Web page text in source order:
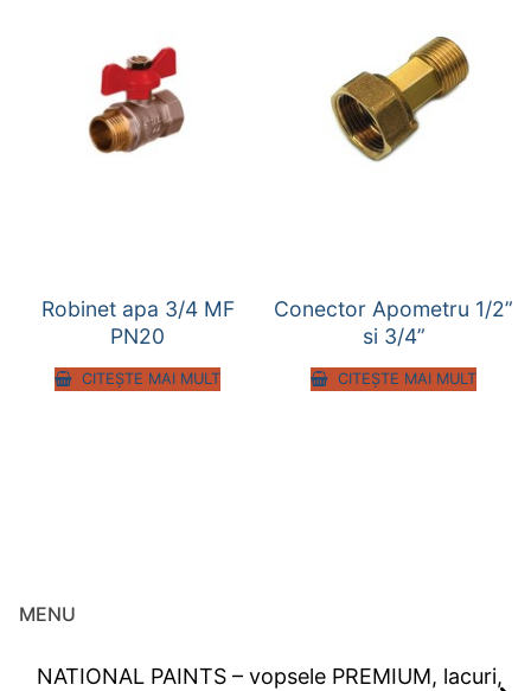
Robinet apa 3/4 MF
PN20
CITEȘTE MAI MULT
Conector Apometru 1/2”
si 3/4”
CITEȘTE MAI MULT
MENU
NATIONAL PAINTS – vopsele PREMIUM, lacuri,